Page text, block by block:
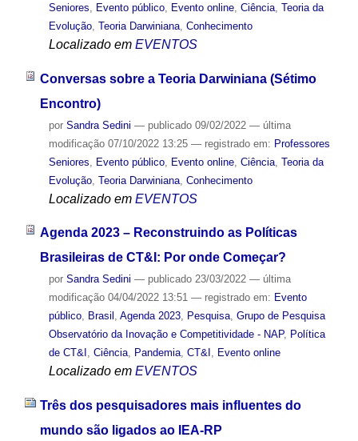
Seniores
Evento público, Evento online, Ciência, Teoria da
Evolução, Teoria Darwiniana, Conhecimento
Localizado em EVENTOS
Conversas sobre a Teoria Darwiniana (Sétimo
Encontro)
por Sandra Sedini — publicado09/02/2022 — última
modificação07/10/2022 13:25 — registrado em: Professores
Seniores
Evento público, Evento online, Ciência, Teoria da
Evolução, Teoria Darwiniana, Conhecimento
Localizado em EVENTOS
Agenda 2023 – Reconstruindo as Políticas
Brasileiras de CT&I: Por onde Começar?
por Sandra Sedini — publicado23/03/2022 — última
modificação04/04/2022 13:51 — registrado em: Evento
público, Brasil , Agenda 2023, Pesquisa, Grupo de Pesquisa
Observatório da Inovação e Competitividade - NAP, Política
de CT&I , Ciência, Pandemia, CT&I , Evento online
Localizado em EVENTOS
Três dos pesquisadores mais influentes do
mundo são ligados ao IEA-RP